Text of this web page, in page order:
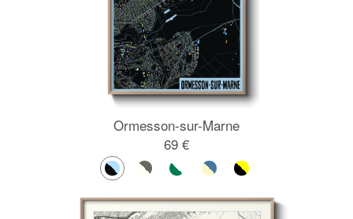
Ormesson-sur-Marne
69 €